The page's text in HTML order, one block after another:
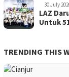
30 July
LAZ
Untuk
TRENDING THIS